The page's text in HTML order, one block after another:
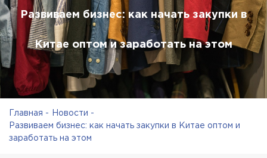
Развиваем бизнес: как начать закупки в
Китае оптом и заработать на этом
Главная
Новости
Развиваем бизнес: как начать закупки в Китае оптом и
заработать на этом